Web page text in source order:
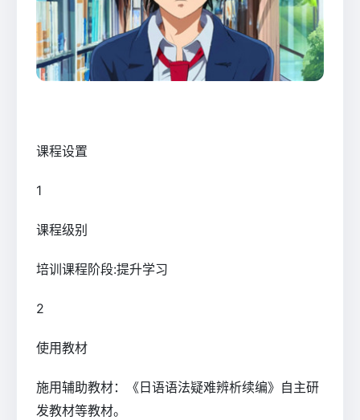
课程设置
1
课程级别
培训课程阶段:提升学习
2
使用教材
施用辅助教材：《日语语法疑难辨析续编》自主研
发教材等教材。